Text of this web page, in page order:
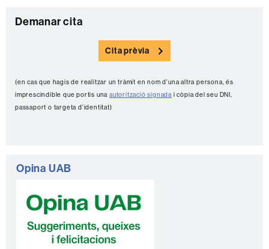
C
t
a
c
Demanar cita
Cita prèvia
(en cas que hagis de realitzar un tràmit en nom d'una altra persona, és
imprescindible que portis unaautorització signada i còpia del seu DNI,
passaport o targeta d'identitat)
Opina UAB